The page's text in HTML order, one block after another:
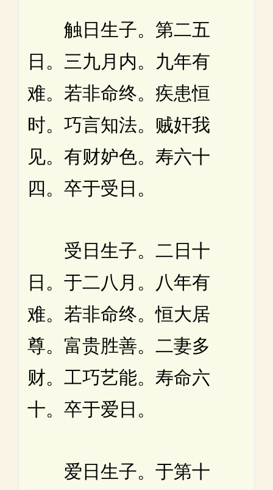
触日生子。第二五
日。三九月内。九年有
难。若非命终。疾患恒
时。巧言知法。贼奸我
见。有财妒色。寿六十
四。卒于受日。
受日生子。二日十
日。于二八月。八年有
难。若非命终。恒大居
尊。富贵胜善。二妻多
财。工巧艺能。寿命六
十。卒于爱日。
爱日生子。于第十